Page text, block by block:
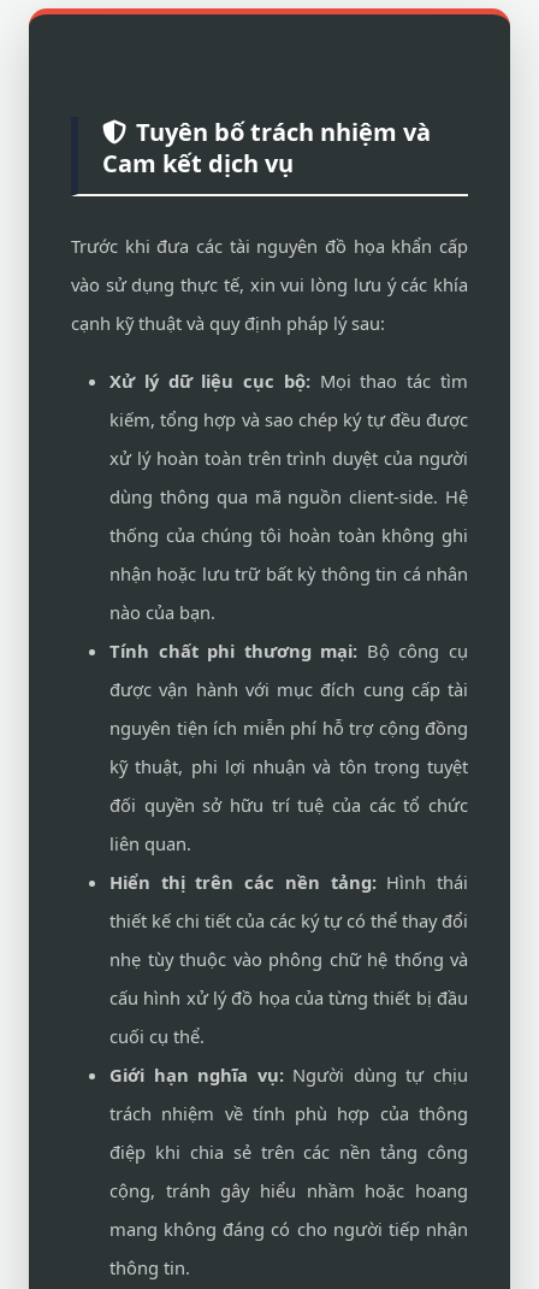
Tuyên bố trách nhiệm và
Cam kết dịch vụ
Trước khi đưa các tài nguyên đồ họa khẩn cấp
vào sử dụng thực tế, xin vui lòng lưu ý các khía
cạnh kỹ thuật và quy định pháp lý sau:
Xử lý dữ liệu cục bộ:Mọi thao tác tìm
kiếm, tổng hợp và sao chép ký tự đều được
xử lý hoàn toàn trên trình duyệt của người
dùng thông qua mã nguồn client-side. Hệ
thống của chúng tôi hoàn toàn không ghi
nhận hoặc lưu trữ bất kỳ thông tin cá nhân
nào của bạn.
Tính chất phi thương mại: Bộ công cụ
được vận hành với mục đích cung cấp tài
nguyên tiện ích miễn phí hỗ trợ cộng đồng
kỹ thuật, phi lợi nhuận và tôn trọng tuyệt
đối quyền sở hữu trí tuệ của các tổ chức
liên quan.
Hiển thị trên các nền tảng:Hình thái
thiết kế chi tiết của các ký tự có thể thay đổi
nhẹ tùy thuộc vào phông chữ hệ thống và
cấu hình xử lý đồ họa của từng thiết bị đầu
cuối cụ thể.
Giới hạn nghĩa vụ:Người dùng tự chịu
trách nhiệm về tính phù hợp của thông
điệp khi chia sẻ trên các nền tảng công
cộng, tránh gây hiểu nhầm hoặc hoang
mang không đáng có cho người tiếp nhận
thông tin.